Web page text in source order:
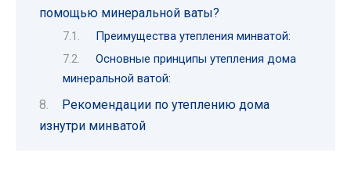
помощью минеральной ваты?
Преимущества утепления минватой:
Основные принципы утепления дома
минеральной ватой:
Рекомендации по утеплению дома
изнутри минватой